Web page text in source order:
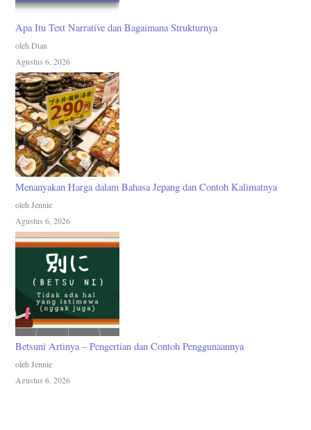
Apa Itu Text Narrative dan Bagaimana Strukturnya
oleh Dian
Agustus 6, 2026
Menanyakan Harga dalam Bahasa Jepang dan Contoh Kalimatnya
oleh Jennie
Agustus 6, 2026
Betsuni Artinya – Pengertian dan Contoh Penggunaannya
oleh Jennie
Agustus 6, 2026